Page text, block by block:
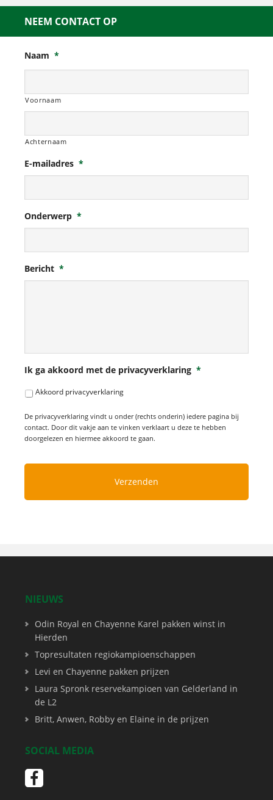
NEEM CONTACT OP
Naam *
Voornaam
Achternaam
E-mailadres *
Onderwerp *
Bericht *
Ik ga akkoord met de privacyverklaring *
Akkoord privacyverklaring
De privacyverklaring vindt u onder (rechts onderin) iedere pagina bij
contact. Door dit vakje aan te vinken verklaart u deze te hebben
doorgelezen en hiermee akkoord te gaan.
NIEUWS
Odin Royal en Chayenne Karel pakken winst in
Hierden
Topresultaten regiokampioenschappen
Levi en Chayenne pakken prijzen
Laura Spronk reservekampioen van Gelderland in
de L2
Britt, Anwen, Robby en Elaine in de prijzen
SOCIAL MEDIA